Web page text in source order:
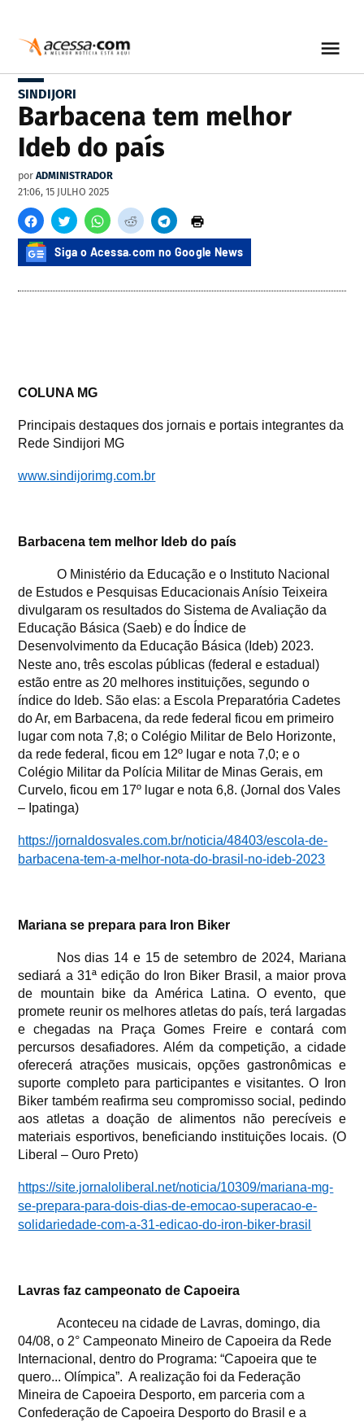
SINDIJORI
Barbacena tem melhor
Ideb do país
por ADMINISTRADOR
21:06, 15 JULHO 2025
Siga o Acessa.com no Google News
COLUNA MG
Principais destaques dos jornais e portais integrantes da
Rede Sindijori MG
www.sindijorimg.com.br
Barbacena tem melhor Ideb do país
O Ministério da Educação e o Instituto Nacional
de Estudos e Pesquisas Educacionais Anísio Teixeira
divulgaram os resultados do Sistema de Avaliação da
Educação Básica (Saeb) e do Índice de
Desenvolvimento da Educação Básica (Ideb) 2023.
Neste ano, três escolas públicas (federal e estadual)
estão entre as 20 melhores instituições, segundo o
índice do Ideb. São elas: a Escola Preparatória Cadetes
do Ar, em Barbacena, da rede federal ficou em primeiro
lugar com nota 7,8; o Colégio Militar de Belo Horizonte,
da rede federal, ficou em 12º lugar e nota 7,0; e o
Colégio Militar da Polícia Militar de Minas Gerais, em
Curvelo, ficou em 17º lugar e nota 6,8. (Jornal dos Vales
– Ipatinga)
https://jornaldosvales.com.br/noticia/48403/escola-de-
barbacena-tem-a-melhor-nota-do-brasil-no-ideb-2023
Mariana se prepara para Iron Biker
Nos dias 14 e 15 de setembro de 2024, Mariana
sediará a 31ª edição do Iron Biker Brasil, a maior prova
de mountain bike da América Latina. O evento, que
promete reunir os melhores atletas do país, terá largadas
e chegadas na Praça Gomes Freire e contará com
percursos desafiadores. Além da competição, a cidade
oferecerá atrações musicais, opções gastronômicas e
suporte completo para participantes e visitantes. O Iron
Biker também reafirma seu compromisso social, pedindo
aos atletas a doação de alimentos não perecíveis e
materiais esportivos, beneficiando instituições locais. (O
Liberal – Ouro Preto)
https://site.jornaloliberal.net/noticia/10309/mariana-mg-
se-prepara-para-dois-dias-de-emocao-superacao-e-
solidariedade-com-a-31-edicao-do-iron-biker-brasil
Lavras faz campeonato de Capoeira
Aconteceu na cidade de Lavras, domingo, dia
04/08, o 2° Campeonato Mineiro de Capoeira da Rede
Internacional, dentro do Programa: “Capoeira que te
quero... Olímpica”. A realização foi da Federação
Mineira de Capoeira Desporto, em parceria com a
Confederação de Capoeira Desporto do Brasil e a